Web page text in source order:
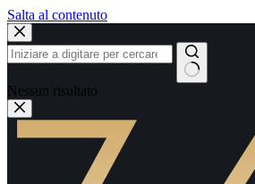
Salta al contenuto
Nessun risultato